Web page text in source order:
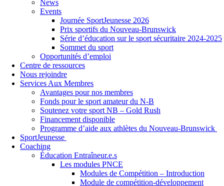
News
Events
Journée SportJeunesse 2026
Prix sportifs du Nouveau-Brunswick
Série d’éducation sur le sport sécuritaire 2024-2025
Sommet du sport
Opportunités d’emploi
Centre de ressources
Nous rejoindre
Services Aux Membres
Avantages pour nos membres
Fonds pour le sport amateur du N-B
Soutenez votre sport NB – Gold Rush
Financement disponible
Programme d’aide aux athlètes du Nouveau-Brunswick
SportJeunesse
Coaching
Éducation Entraîneur.e.s
Les modules PNCE
Modules de Compétition – Introduction
Module de compétition-développement